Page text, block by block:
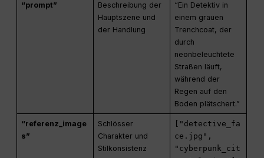
“prompt”
Beschreibung der
Hauptszene und
der Handlung
“Ein Detektiv in
einem grauen
Trenchcoat, der
durch
neonbeleuchtete
Straßen läuft,
während der
Regen auf den
Boden plätschert.”
“referenz_image
s”
Schlösser
Charakter und
Stilkonsistenz
["detective_fa
ce.jpg",
"cyberpunk_cit